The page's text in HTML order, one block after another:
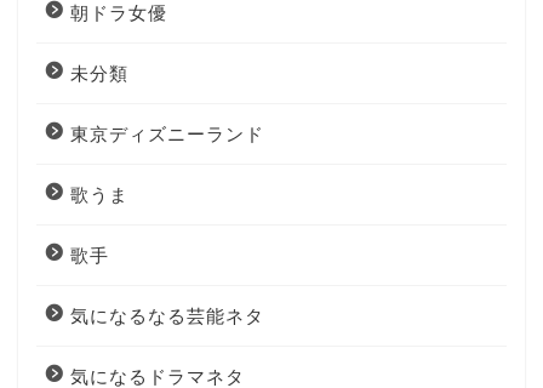
朝ドラ女優
未分類
東京ディズニーランド
歌うま
歌手
気になるなる芸能ネタ
気になるドラマネタ